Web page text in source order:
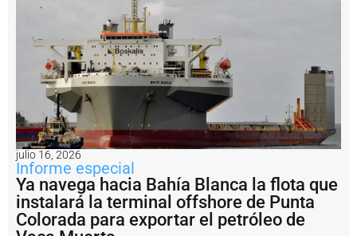
m
a
r
g
e
n
ti
n
a
julio 16, 2026
Informe especial
Ya navega hacia Bahía Blanca la flota que
instalará la terminal offshore de Punta
Colorada para exportar el petróleo de